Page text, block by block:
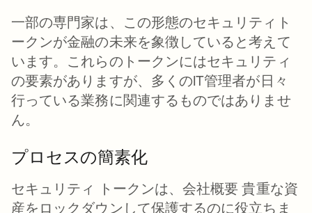
一部の専門家は、この形態のセキュリティト
ークンが金融の未来を象徴していると考えて
います。これらのトークンにはセキュリティ
の要素がありますが、多くのIT管理者が日々
行っている業務に関連するものではありませ
ん。
プロセスの簡素化
セキュリティ トークンは、会社概要 貴重な資
産をロックダウンして保護するのに役立ちま